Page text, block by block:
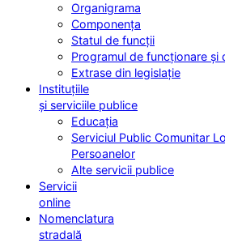
Organigrama
Componența
Statul de funcții
Programul de funcționare și
Extrase din legislație
Instituțiile
și serviciile publice
Educația
Serviciul Public Comunitar
Persoanelor
Alte servicii publice
Servicii
online
Nomenclatura
stradală